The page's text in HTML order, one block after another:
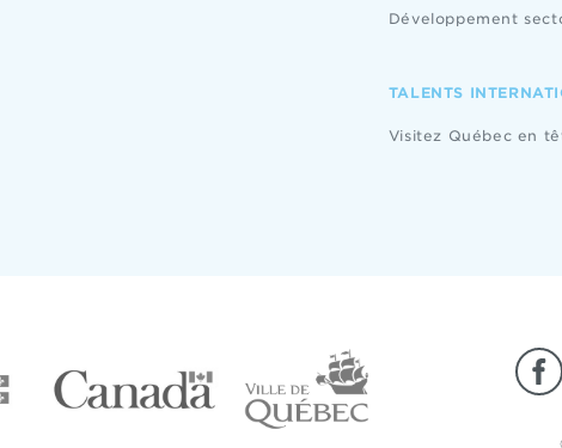
Développement
TALENTS
Visitez Québec en